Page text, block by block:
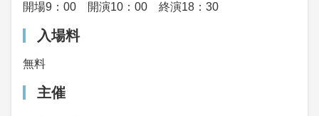
開場9：00 開演10：00 終演18：30
入場料
無料
主催